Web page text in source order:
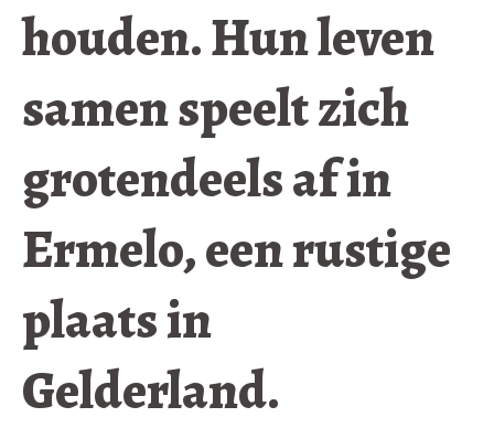
houden. Hun leven
samen speelt zich
grotendeels af in
Ermelo, een rustige
plaats in
Gelderland.